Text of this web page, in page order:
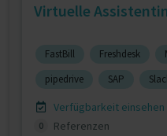
Virtuelle Assistentin
FastBill Freshdesk
pipedrive
SAP
Verfügbarkeit einsehen
0
Referenzen